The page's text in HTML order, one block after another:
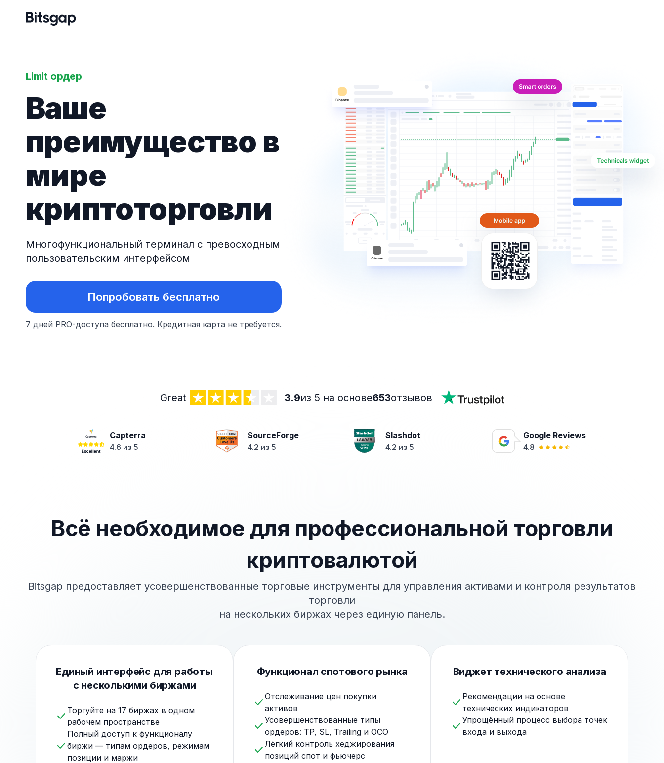
Limit ордер
Ваше
преимущество в
мире
криптоторговли
Многофункциональный терминал с превосходным
пользовательским интерфейсом
Попробовать бесплатно
7 дней PRO-доступа бесплатно. Кредитная карта не требуется.
Great 3.9из 5 на основе653отзывов
Capterra
4.6 из 5
SourceForge
4.2 из 5
Slashdot
4.2 из 5
Google Reviews
4.8
Всё необходимое для профессиональной торговли
криптовалютой
Bitsgap предоставляет усовершенствованные торговые инструменты для управления активами и контроля результатов
торговли
на нескольких биржах через единую панель.
Единый интерфейс для работы
с несколькими биржами
Торгуйте на 17 биржах в одном
рабочем пространстве
Полный доступ к функционалу
биржи — типам ордеров, режимам
позиции и маржи
Функционал спотового рынка
Отслеживание цен покупки
активов
Усовершенствованные типы
ордеров: TP, SL, Trailing и OCO
Лёгкий контроль хеджирования
позиций спот и фьючерс
Виджет технического анализа
Рекомендации на основе
технических индикаторов
Упрощённый процесс выбора точек
входа и выхода